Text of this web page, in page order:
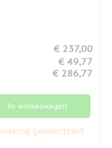
€ 237,00
€ 49,77
€ 286,77
In winkelwagen
geselecteerd